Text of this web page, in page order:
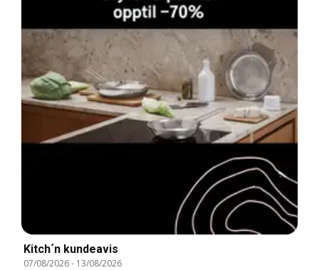
Kitch´n kundeavis
07/08/2026- 13/08/2026